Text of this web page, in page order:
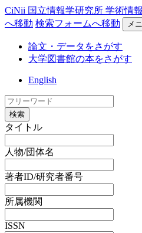
CiNii 国立情報学研究所 学術情
へ移動 検索フォームへ移動 メ
論文・データをさがす
大学図書館の本をさがす
English
検索
タイトル
人物/団体名
著者ID/研究者番号
所属機関
ISSN